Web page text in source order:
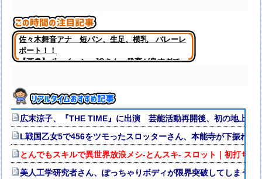
佐々木舞音アナ 短パン、生足、横乳 バレーレ
ポート！！
【画像】ボーイッシュJCさん、発育が良すぎて
広末涼子、『THE TIME』に出演 芸能活動再開後、初の地上波
L戦国乙女5で456をツモったスロッターさん、本能寺が下振れま
とんでもスキルで異世界放浪メシ-とんスキ- スロット｜初打ち
美人工学研究者さん、ぽっちゃりボディが限界突破してしまう